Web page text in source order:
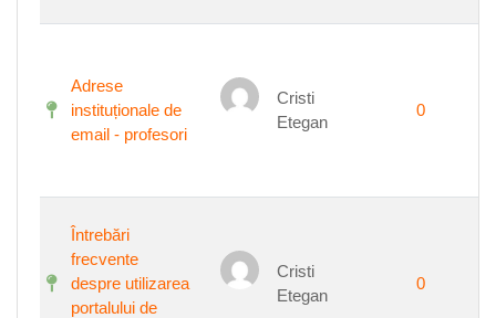
Adrese
instituționale de
email - profesori
Cristi
Etegan
0
Întrebări
frecvente
despre utilizarea
portalului de
Cristi
Etegan
0